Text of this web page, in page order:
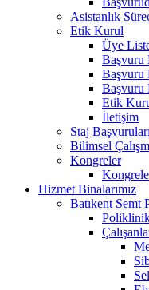
Asistanlık
Etik Kurul
Üye
Başvuru
Başvuru
Başvuru
Etik
İletişim
Staj Başvuruları
Bilimsel
Kongreler
Hizmet Binalarımız
Batıkent Semt